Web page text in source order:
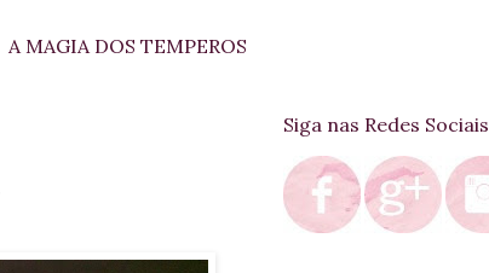
A MAGIA DOS TEMPEROS
Siga nas Redes Sociais